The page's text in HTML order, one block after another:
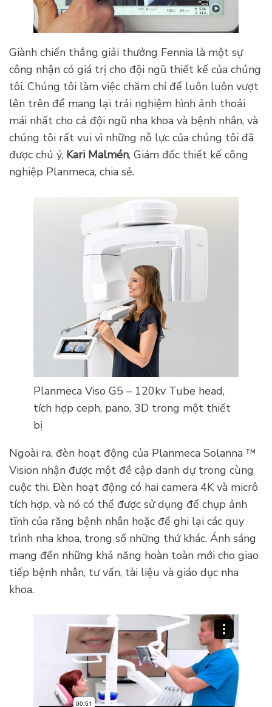
Giành chiến thắng giải thưởng Fennia là một sự
công nhận có giá trị cho đội ngũ thiết kế của chúng
tôi. Chúng tôi làm việc chăm chỉ để luôn luôn vượt
lên trên để mang lại trải nghiệm hình ảnh thoải
mái nhất cho cả đội ngũ nha khoa và bệnh nhân, và
chúng tôi rất vui vì những nỗ lực của chúng tôi đã
được chú ý, Kari Malmén, Giám đốc thiết kế công
nghiệp Planmeca, chia sẻ.
Planmeca Viso G5 – 120kv Tube head,
tích hợp ceph, pano, 3D trong một thiết
bị
Ngoài ra, đèn hoạt động của Planmeca Solanna ™
Vision nhận được một đề cập danh dự trong cùng
cuộc thi. Đèn hoạt động có hai camera 4K và micrô
tích hợp, và nó có thể được sử dụng để chụp ảnh
tĩnh của răng bệnh nhân hoặc để ghi lại các quy
trình nha khoa, trong số những thứ khác. Ánh sáng
mang đến những khả năng hoàn toàn mới cho giao
tiếp bệnh nhân, tư vấn, tài liệu và giáo dục nha
khoa.